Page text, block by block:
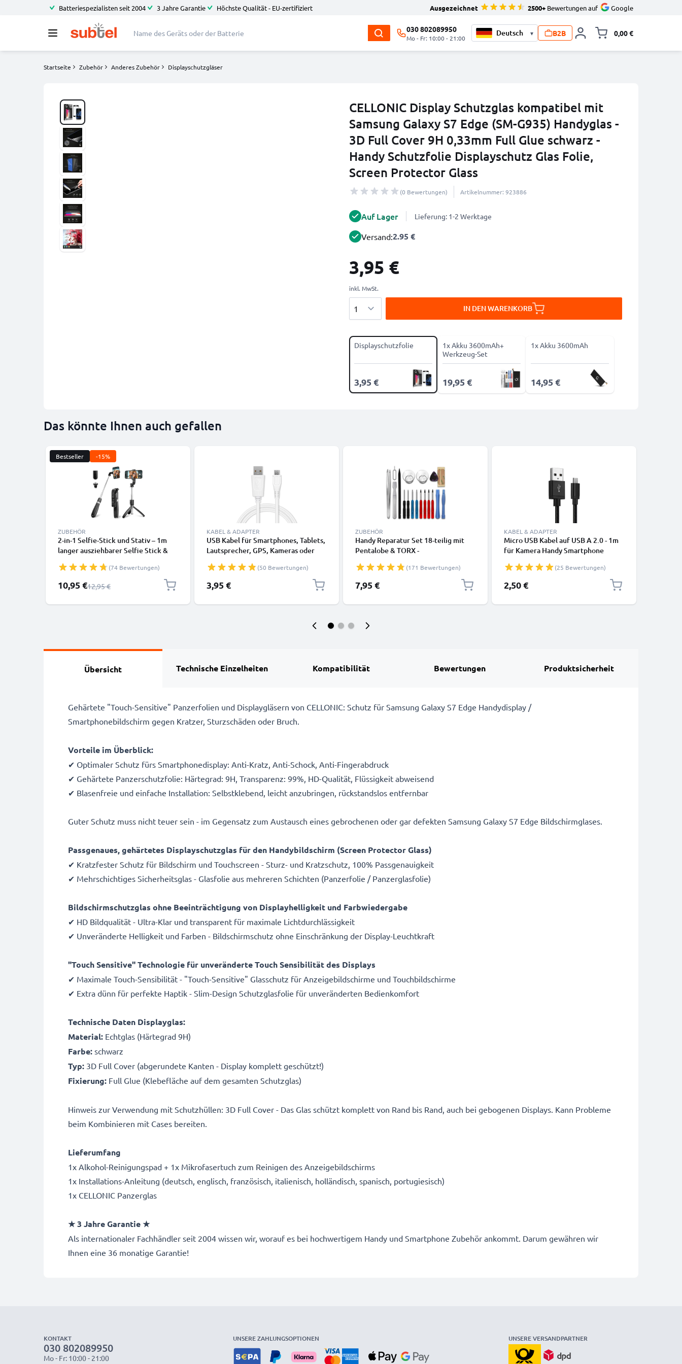
Batteriespezialisten seit 2004 3 Jahre Garantie Höchste Qualität - EU-zertifiziert Ausgezeichnet 2500+ Bewertungen auf Google
030 802089950
Mo - Fr: 10:00 - 21:00
▾ B2B 0,00 €
Startseite Zubehör Anderes Zubehör Displayschutzgläser
CELLONIC Display Schutzglas kompatibel mit
Samsung Galaxy S7 Edge (SM-G935) Handyglas -
3D Full Cover 9H 0,33mm Full Glue schwarz -
Handy Schutzfolie Displayschutz Glas Folie,
Screen Protector Glass
(0 Bewertungen) Artikelnummer: 923886
Auf Lager Lieferung: 1-2 Werktage
Versand:2.95 €
3,95 €
inkl. MwSt.
IN DEN WARENKORB
Displayschutzfolie
3,95 €
1x Akku 3600mAh+
Werkzeug-Set
19,95 €
1x Akku 3600mAh
14,95 €
Das könnte Ihnen auch gefallen
Bestseller -15%
ZUBEHÖR
2-in-1 Selfie-Stick und Stativ – 1m
langer ausziehbarer Selfie Stick &
Bluetooth Fernbedienung für Handy
und Kamera – kompatibel mit
iPhone, GoPro, Android & weiteren –
(74 Bewertungen)
Sonderpreis
10,95 €Regulärer Preis
12,95 €
KABEL & ADAPTER
USB Kabel für Smartphones, Tablets,
Lautsprecher, GPS, Kameras oder
Datenkabel weiß(50 Bewertungen)
3,95 €
ZUBEHÖR
Handy Reparatur Set 18-teilig mit
Pentalobe & TORX -
Saugnapf, Pinzette & Kleber |
Smartphone Reparatur Werkzeug
(171 Bewertungen)
7,95 €
KABEL & ADAPTER
Micro USB Kabel auf USB A 2.0 - 1m
für Kamera Handy Smartphone
2A schwarz Nylon(25 Bewertungen)
2,50 €
Übersicht Technische Einzelheiten Kompatibilität Bewertungen Produktsicherheit
Gehärtete "Touch-Sensitive" Panzerfolien und Displaygläsern von CELLONIC: Schutz für Samsung Galaxy S7 Edge Handydisplay /
Smartphonebildschirm gegen Kratzer, Sturzschäden oder Bruch.
Vorteile im Überblick:
✔ Optimaler Schutz fürs Smartphonedisplay: Anti-Kratz, Anti-Schock, Anti-Fingerabdruck
✔ Gehärtete Panzerschutzfolie: Härtegrad: 9H, Transparenz: 99%, HD-Qualität, Flüssigkeit abweisend
✔ Blasenfreie und einfache Installation: Selbstklebend, leicht anzubringen, rückstandslos entfernbar
Guter Schutz muss nicht teuer sein - im Gegensatz zum Austausch eines gebrochenen oder gar defekten Samsung Galaxy S7 Edge Bildschirmglases.
Passgenaues, gehärtetes Displayschutzglas für den Handybildschirm (Screen Protector Glass)
✔ Kratzfester Schutz für Bildschirm und Touchscreen - Sturz- und Kratzschutz, 100% Passgenauigkeit
✔ Mehrschichtiges Sicherheitsglas - Glasfolie aus mehreren Schichten (Panzerfolie / Panzerglasfolie)
Bildschirmschutzglas ohne Beeinträchtigung von Displayhelligkeit und Farbwiedergabe
✔ HD Bildqualität - Ultra-Klar und transparent für maximale Lichtdurchlässigkeit
✔ Unveränderte Helligkeit und Farben - Bildschirmschutz ohne Einschränkung der Display-Leuchtkraft
"Touch Sensitive" Technologie für unveränderte Touch Sensibilität des Displays
✔ Maximale Touch-Sensibilität - "Touch-Sensitive" Glasschutz für Anzeigebildschirme und Touchbildschirme
✔ Extra dünn für perfekte Haptik - Slim-Design Schutzglasfolie für unveränderten Bedienkomfort
Technische Daten Displayglas:
Material: Echtglas (Härtegrad 9H)
Farbe: schwarz
Typ: 3D Full Cover (abgerundete Kanten - Display komplett geschützt!)
Fixierung: Full Glue (Klebefläche auf dem gesamten Schutzglas)
Hinweis zur Verwendung mit Schutzhüllen: 3D Full Cover - Das Glas schützt komplett von Rand bis Rand, auch bei gebogenen Displays. Kann Probleme
beim Kombinieren mit Cases bereiten.
Lieferumfang
1x Alkohol-Reinigungspad + 1x Mikrofasertuch zum Reinigen des Anzeigebildschirms
1x Installations-Anleitung (deutsch, englisch, französisch, italienisch, holländisch, spanisch, portugiesisch)
1x CELLONIC Panzerglas
★ 3 Jahre Garantie ★
Als internationaler Fachhändler seit 2004 wissen wir, worauf es bei hochwertigem Handy und Smartphone Zubehör ankommt. Darum gewähren wir
Ihnen eine 36 monatige Garantie!
KONTAKT
030 802089950
Mo - Fr: 10:00 - 21:00
UNSERE ZAHLUNGSOPTIONEN UNSERE VERSANDPARTNER